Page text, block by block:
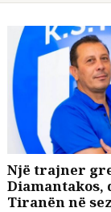
Një trajner
Diamantakos,
Tiranën në